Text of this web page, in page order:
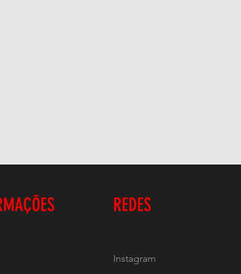
REDES
Instagram